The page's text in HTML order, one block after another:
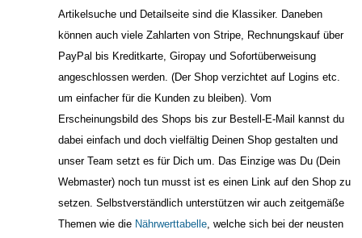
Artikelsuche und Detailseite sind die Klassiker. Daneben
können auch viele Zahlarten von Stripe, Rechnungskauf über
PayPal bis Kreditkarte, Giropay und Sofortüberweisung
angeschlossen werden. (Der Shop verzichtet auf Logins etc.
um einfacher für die Kunden zu bleiben). Vom
Erscheinungsbild des Shops bis zur Bestell-E-Mail kannst du
dabei einfach und doch vielfältig Deinen Shop gestalten und
unser Team setzt es für Dich um. Das Einzige was Du (Dein
Webmaster) noch tun musst ist es einen Link auf den Shop zu
setzen. Selbstverständlich unterstützen wir auch zeitgemäße
Themen wie die Nährwerttabelle, welche sich bei der neusten